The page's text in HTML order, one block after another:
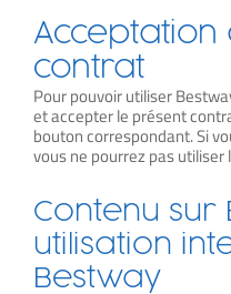
Acceptation
contrat
Pour pouvoir utiliser
et accepter le présent
bouton correspondant. Si
vous ne pourrez pas utiliser
Contenu sur
utilisation
Bestway